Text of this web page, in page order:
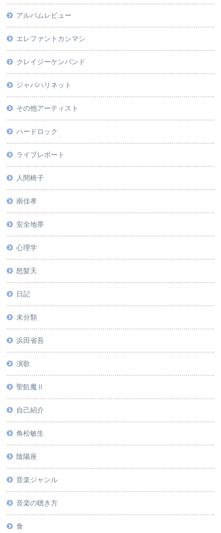
アルバムレビュー
エレファントカシマシ
クレイジーケンバンド
ジャパハリネット
その他アーティスト
ハードロック
ライブレポート
人間椅子
南佳孝
安全地帯
心理学
怒髪天
日記
未分類
浜田省吾
演歌
聖飢魔Ⅱ
自己紹介
角松敏生
陰陽座
音楽ジャンル
音楽の聴き方
食